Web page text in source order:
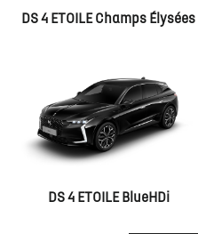
DS 4 ETOILE Champs Élysées
DS 4 ETOILE BlueHDi